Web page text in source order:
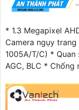
* 1.3 Megapixel
Camera ngụy
1005A/T/C) *
AGC, BLC * Chống